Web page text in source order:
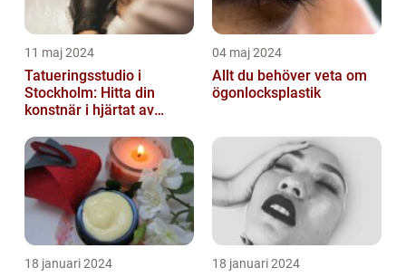
11 maj 2024
Tatueringsstudio i
Stockholm: Hitta din
konstnär i hjärtat av
04 maj 2024
Allt du behöver veta om
ögonlocksplastik
18 januari 2024 18 januari 2024